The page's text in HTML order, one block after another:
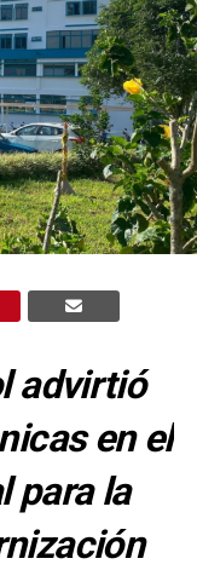
advirtió
en el
para la